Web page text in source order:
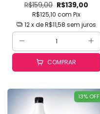
Rápido e Uniforme até
10 Tons com
Neutralização de
Laranja (Mechas, Bal
R$159,00 R$139,00
R$125,10com Pix
12x deR$11,58 sem juros
COMPRAR
13% OFF